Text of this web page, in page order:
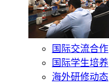
国际交流合作
国际学生培养
海外研修动态